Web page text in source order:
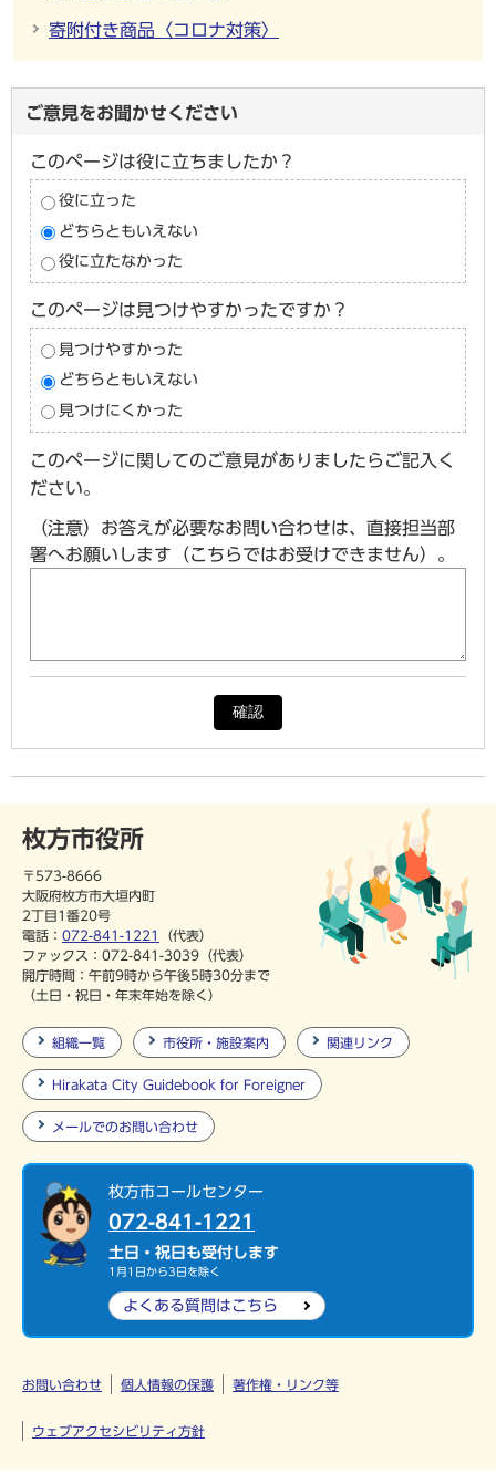
寄附付き商品〈コロナ対策〉
ご意見をお聞かせください
このページは役に立ちましたか？
役に立った
どちらともいえない
役に立たなかった
このページは見つけやすかったですか？
見つけやすかった
どちらともいえない
見つけにくかった
このページに関してのご意見がありましたらご記入く
ださい。
（注意）お答えが必要なお問い合わせは、直接担当部
署へお願いします（こちらではお受けできません）。
確認
枚方市役所
〒573-8666
大阪府枚方市大垣内町
2丁目1番20号
電話： 072-841-1221
（代表）
ファックス：072-841-3039（代表）
開庁時間：午前9時から午後5時30分まで
（土日・祝日・年末年始を除く）
組織一覧 市役所・施設案内 関連リンク
Hirakata City Guidebook for Foreigner
メールでのお問い合わせ
枚方市コールセンター
072-841-1221
土日・祝日も受付します
1月1日から3日を除く
よくある質問は こちら
お問い合わせ 個人情報の保護 著作権・リンク等
ウェブアクセシビリティ方針